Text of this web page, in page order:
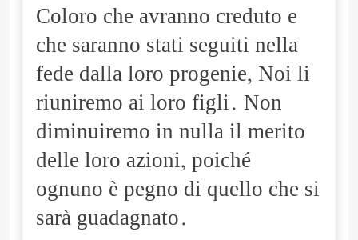
Coloro che avranno creduto e
che saranno stati seguiti nella
fede dalla loro progenie, Noi li
riuniremo ai loro figli. Non
diminuiremo in nulla il merito
delle loro azioni, poiché
ognuno è pegno di quello che si
sarà guadagnato.